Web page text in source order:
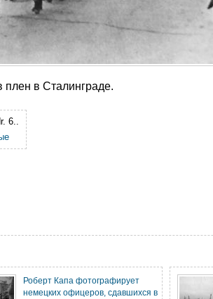
в Сталинграде.
6..
Роберт Капа фотографирует
немецких офицеров, сдавшихся в